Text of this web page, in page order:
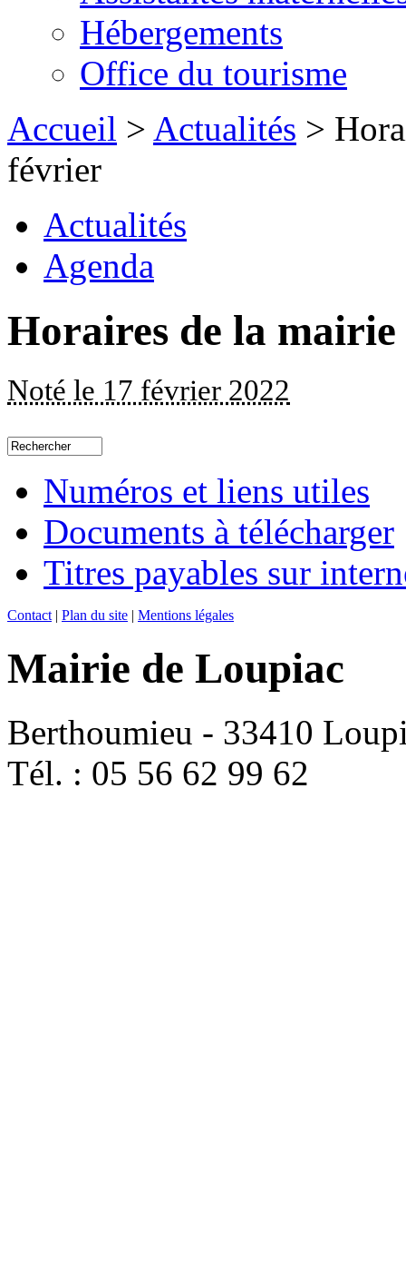
Hébergements
Office du tourisme
Accueil > Actualités >
février
Actualités
Agenda
Horaires de la
Noté le 17 février 2022
Numéros et liens utiles
Documents à télécharger
Titres payables sur
Contact | Plan du site | Mentions légales
Mairie de Loupiac
Berthoumieu - 33410
Tél. : 05 56 62 99 62